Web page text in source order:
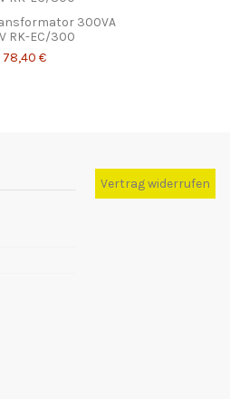
300VA
RK-EC/300
78,40 €
Vertrag widerrufen